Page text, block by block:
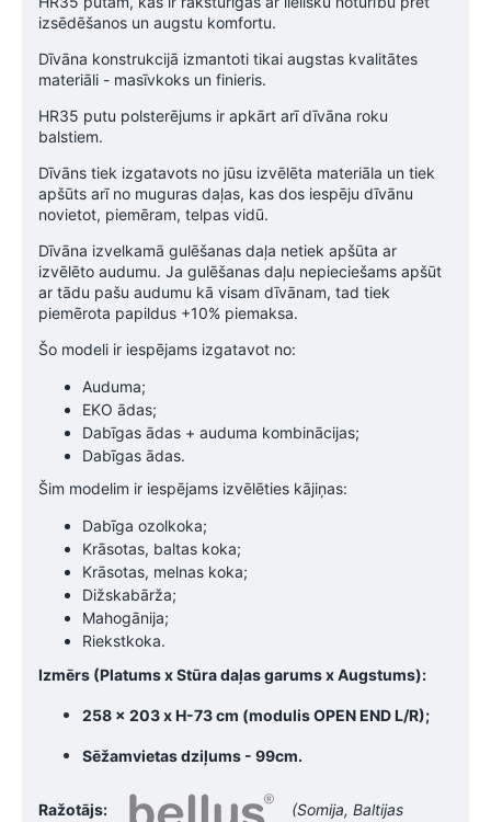
izsēdēšanos un augstu komfortu.
Dīvāna konstrukcijā izmantoti tikai augstas kvalitātes
materiāli - masīvkoks un finieris.
HR35 putu polsterējums ir apkārt arī dīvāna roku
balstiem.
Dīvāns tiek izgatavots no jūsu izvēlēta materiāla un tiek
apšūts arī no muguras daļas, kas dos iespēju dīvānu
novietot, piemēram, telpas vidū.
Dīvāna izvelkamā gulēšanas daļa netiek apšūta ar
izvēlēto audumu. Ja gulēšanas daļu nepieciešams apšūt
ar tādu pašu audumu kā visam dīvānam, tad tiek
piemērota papildus +10% piemaksa.
Šo modeli ir iespējams izgatavot no:
Auduma;
EKO ādas;
Dabīgas ādas + auduma kombinācijas;
Dabīgas ādas.
Šim modelim ir iespējams izvēlēties kājiņas:
Dabīga ozolkoka;
Krāsotas, baltas koka;
Krāsotas, melnas koka;
Dižskabārža;
Mahogānija;
Riekstkoka.
Izmērs (Platums x Stūra daļas garums x Augstums):
258 x 203 x H-73 cm (modulis OPEN END L/R);
Sēžamvietas dziļums - 99cm.
Ražotājs: (Somija, Baltijas